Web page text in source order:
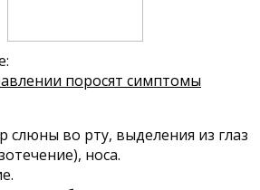
поросят симптомы
слюны во рту, выделения из глаз
носа.